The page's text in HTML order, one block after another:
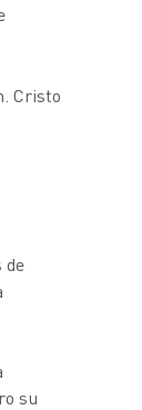
Cristo
de
su